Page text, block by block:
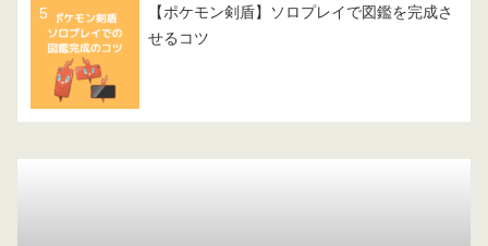
【ポケモン剣盾】ソロプレイで図鑑を完成さ
せるコツ